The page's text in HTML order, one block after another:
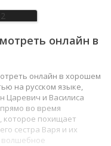
онлайн в
онлайн в хорошем
на русском языке,
Царевич и Василиса
во время
которое похищает
сестра Варя и их
волшебное